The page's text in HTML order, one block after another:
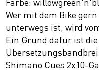
Farbe:
Wer mit dem Bike
unterwegs ist, wird
Ein Grund dafür ist
Shimano Cues 2x10-